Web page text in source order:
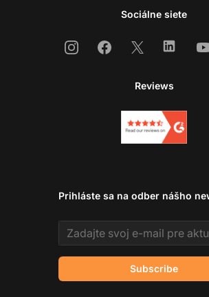
Sociálne siete
InstagramFacebook
X
Reviews
Prihláste sa na odber nášho
Email address
Subscribe